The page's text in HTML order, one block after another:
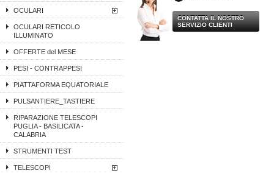
OCULARI
OCULARI RETICOLO
ILLUMINATO
OFFERTE del MESE
PESI - CONTRAPPESI
PIATTAFORMA EQUATORIALE
PULSANTIERE_TASTIERE
RIPARAZIONE TELESCOPI
PUGLIA - BASILICATA -
CALABRIA
STRUMENTI TEST
TELESCOPI
CONTATTA IL NOSTRO
SERVIZIO CLIENTI